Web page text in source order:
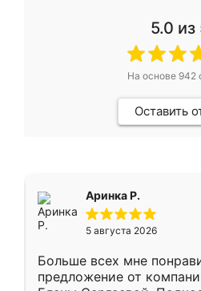
5.0 из
На основе 942
Оставить
Аринка Р.
5 августа 2026
Больше всех мне
предложение от